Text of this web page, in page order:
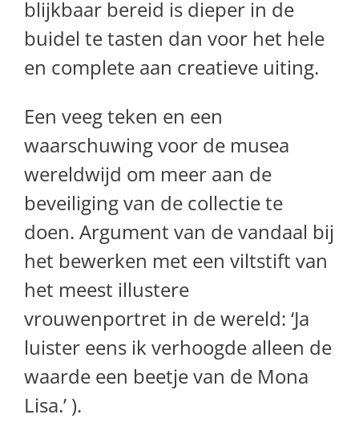
blijkbaar bereid is dieper in de
buidel te tasten dan voor het hele
en complete aan creatieve uiting.
Een veeg teken en een
waarschuwing voor de musea
wereldwijd om meer aan de
beveiliging van de collectie te
doen. Argument van de vandaal bij
het bewerken met een viltstift van
het meest illustere
vrouwenportret in de wereld: ‘Ja
luister eens ik verhoogde alleen de
waarde een beetje van de Mona
Lisa.’ ).